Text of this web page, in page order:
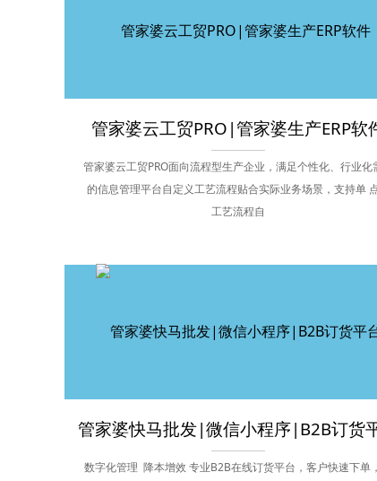
管家婆云工贸PRO|管家婆生产ERP软
管家婆云工贸PRO面向流程型生产企业，满足个性化、行业化
的信息管理平台自定义工艺流程贴合实际业务场景，支持单
工艺流程自
管家婆快马批发|微信小程序|B2B订货
数字化管理 降本增效 专业B2B在线订货平台，客户快速下单